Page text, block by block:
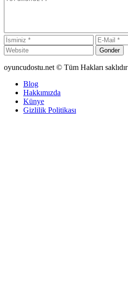
Gonder
oyuncudostu.net © Tüm Hakları saklıdır
Blog
Hakkımızda
Künye
Gizlilik Politikası